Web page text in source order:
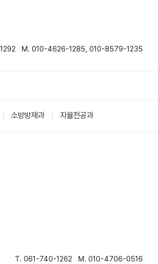
M. 010-4626-1285, 010-8579-1235
소방방재과 자율전공과
T. 061-740-1262 M. 010-4706-0516